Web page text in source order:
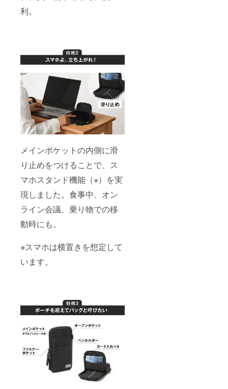
利。
メインポケットの内側に滑
り止めをつけることで、ス
マホスタンド機能（※）を実
現しました。食事中、オン
ライン会議、乗り物での移
動時にも。
※スマホは横置きを想定して
います。